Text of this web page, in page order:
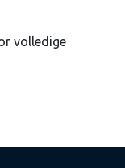
volledige